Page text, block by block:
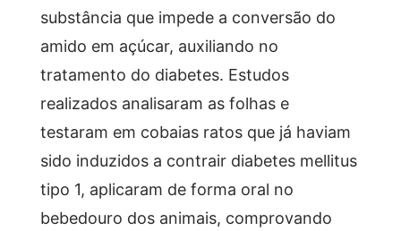
substância que impede a conversão do
amido em açúcar, auxiliando no
tratamento do diabetes. Estudos
realizados analisaram as folhas e
testaram em cobaias ratos que já haviam
sido induzidos a contrair diabetes mellitus
tipo 1, aplicaram de forma oral no
bebedouro dos animais, comprovando